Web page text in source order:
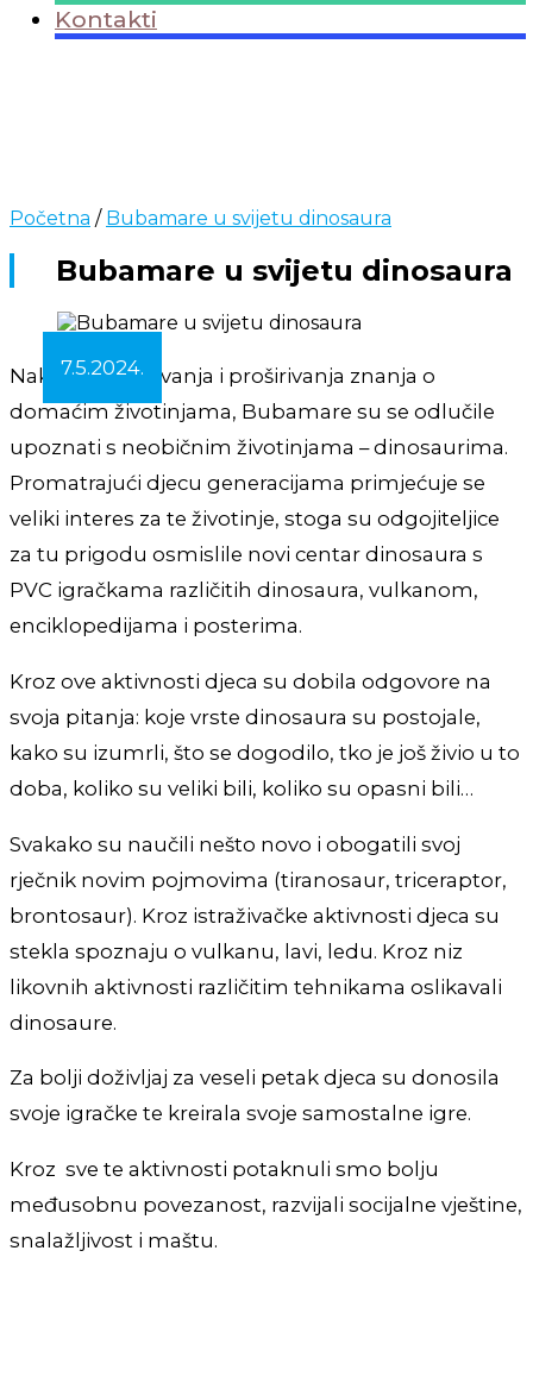
Kontakti
Početna / Bubamare u svijetu dinosaura
Bubamare u svijetu dinosaura
7.5.2024.
Nakon upoznavanja i proširivanja znanja o
domaćim životinjama, Bubamare su se odlučile
upoznati s neobičnim životinjama – dinosaurima.
Promatrajući djecu generacijama primjećuje se
veliki interes za te životinje, stoga su odgojiteljice
za tu prigodu osmislile novi centar dinosaura s
PVC igračkama različitih dinosaura, vulkanom,
enciklopedijama i posterima.
Kroz ove aktivnosti djeca su dobila odgovore na
svoja pitanja: koje vrste dinosaura su postojale,
kako su izumrli, što se dogodilo, tko je još živio u to
doba, koliko su veliki bili, koliko su opasni bili…
Svakako su naučili nešto novo i obogatili svoj
rječnik novim pojmovima (tiranosaur, triceraptor,
brontosaur). Kroz istraživačke aktivnosti djeca su
stekla spoznaju o vulkanu, lavi, ledu. Kroz niz
likovnih aktivnosti različitim tehnikama oslikavali
dinosaure.
Za bolji doživljaj za veseli petak djeca su donosila
svoje igračke te kreirala svoje samostalne igre.
Kroz sve te aktivnosti potaknuli smo bolju
međusobnu povezanost, razvijali socijalne vještine,
snalažljivost i maštu.